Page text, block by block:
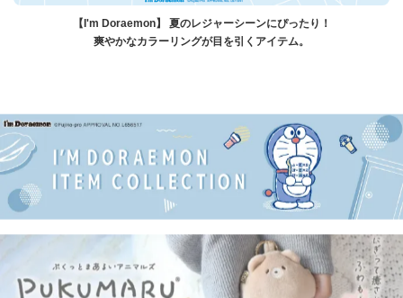
【I'm Doraemon】 夏のレジャーシーンにぴったり！
爽やかなカラーリングが目を引くアイテム。